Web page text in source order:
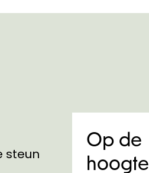
steun
Op de
hoogte